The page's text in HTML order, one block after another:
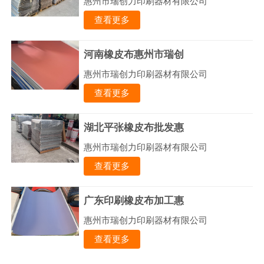
查看更多
河南橡皮布惠州市瑞创
惠州市瑞创力印刷器材有限公司
查看更多
湖北平张橡皮布批发惠
惠州市瑞创力印刷器材有限公司
查看更多
广东印刷橡皮布加工惠
惠州市瑞创力印刷器材有限公司
查看更多